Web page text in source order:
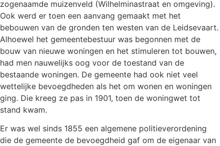
zogenaamde muizenveld (Wilhelminastraat en omgeving).
Ook werd er toen een aanvang gemaakt met het
bebouwen van de gronden ten westen van de Leidsevaart.
Alhoewel het gemeentebestuur was begonnen met de
bouw van nieuwe woningen en het stimuleren tot bouwen,
had men nauwelijks oog voor de toestand van de
bestaande woningen. De gemeente had ook niet veel
wettelijke bevoegdheden als het om wonen en woningen
ging. Die kreeg ze pas in 1901, toen de woningwet tot
stand kwam.
Er was wel sinds 1855 een algemene politieverordening
die de gemeente de bevoegdheid gaf om de eigenaar van